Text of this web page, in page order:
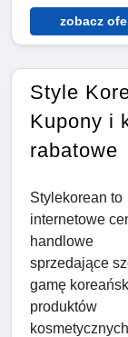
zobacz
Style
Kupony i
rabatowe
Stylekorean to
internetowe
handlowe
sprzedające
gamę
produktów